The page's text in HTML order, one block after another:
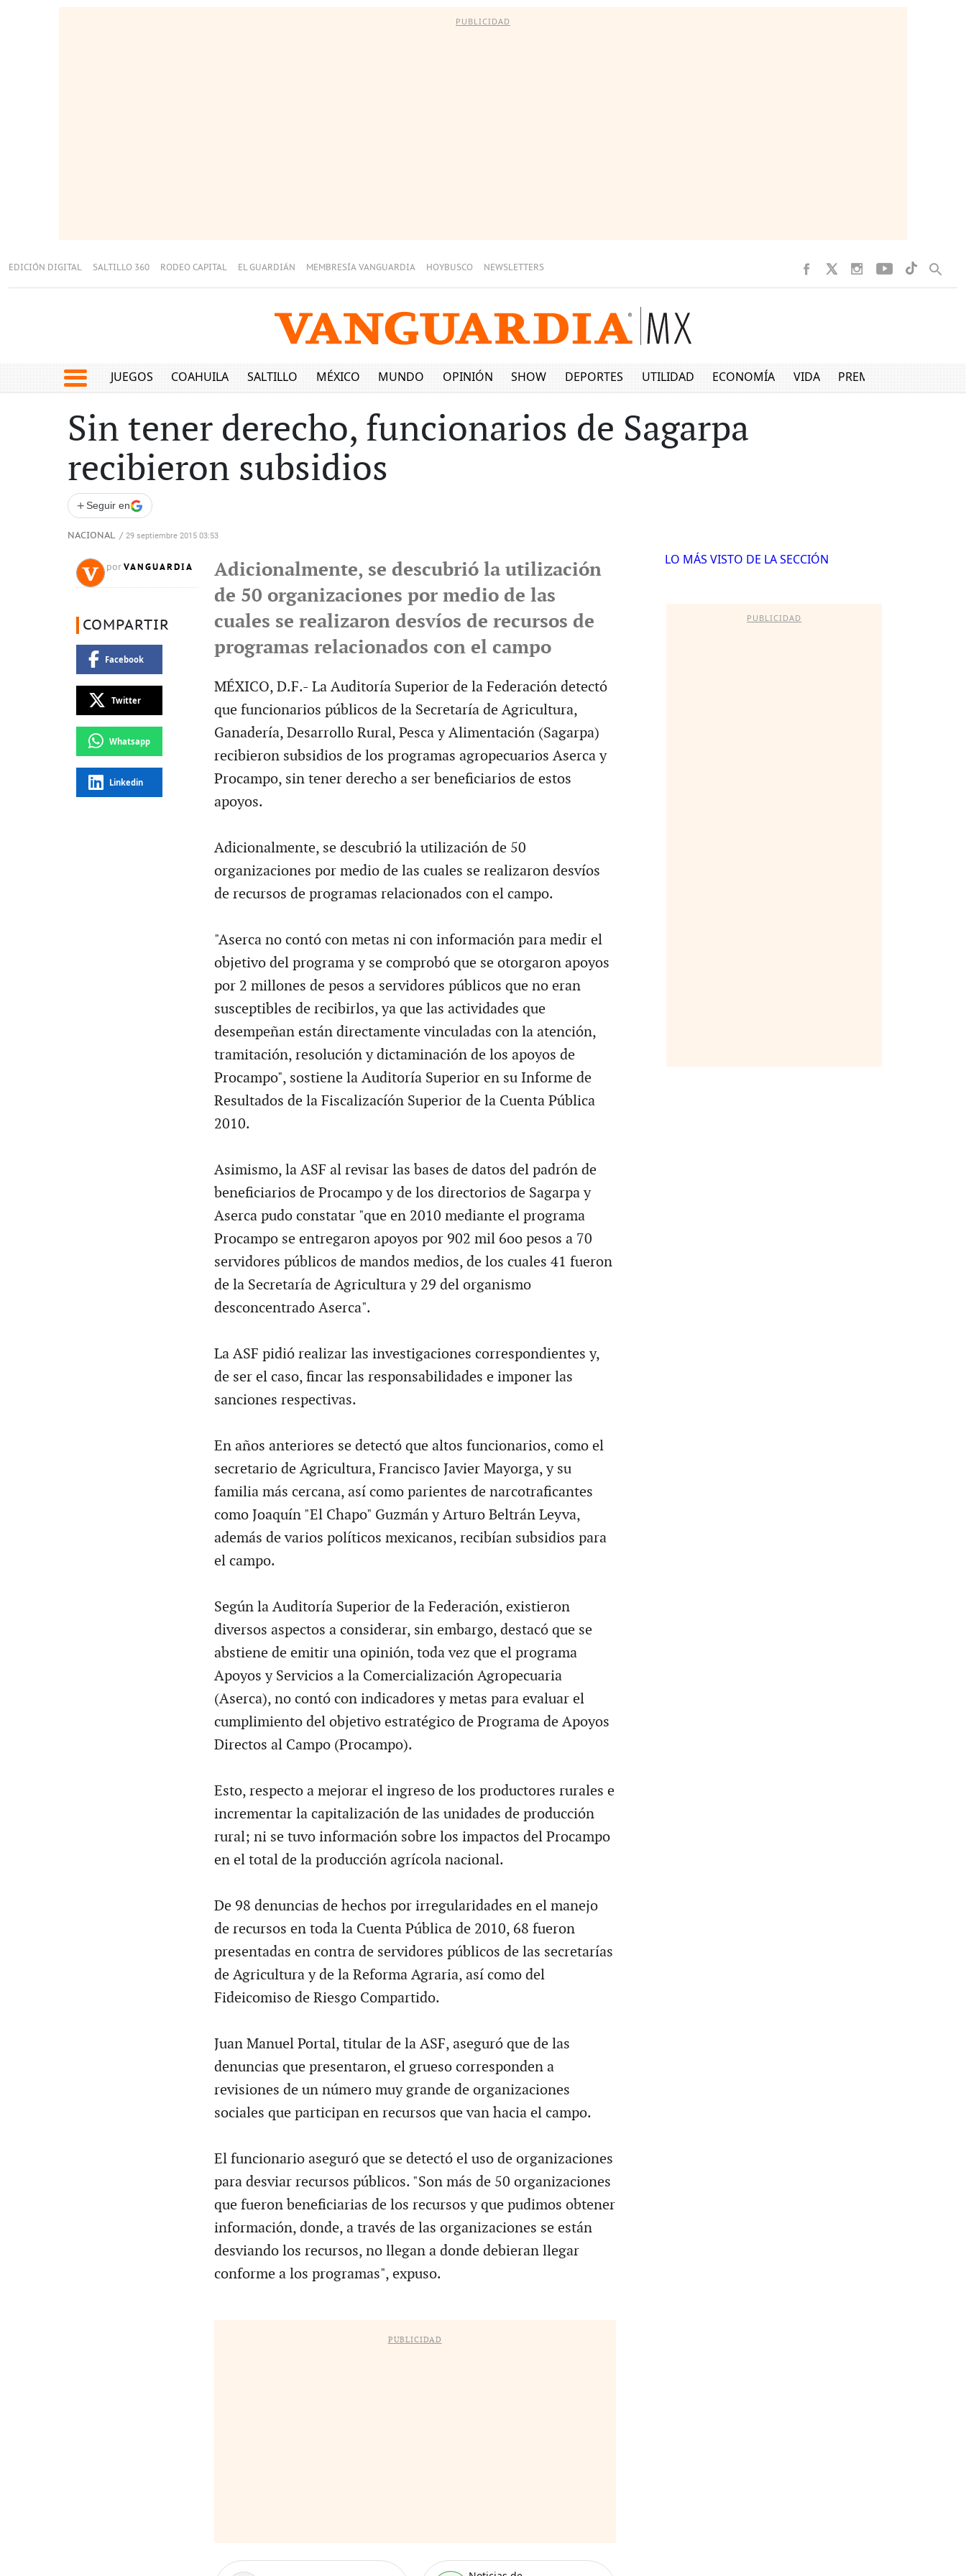
PUBLICIDAD
EDICIÓN DIGITAL SALTILLO 360 RODEO CAPITAL EL GUARDIÁN MEMBRESÍA VANGUARDIA HOYBUSCO NEWSLETTERS
JUEGOS COAHUILA SALTILLO MÉXICO MUNDO OPINIÓN SHOW DEPORTES UTILIDAD ECONOMÍA VIDA PREMIUM
Sin tener derecho, funcionarios de Sagarpa
recibieron subsidios
+ Seguir en
NACIONAL / 29 septiembre 2015 03:53
por VANGUARDIA
COMPARTIR
Facebook
Twitter
Whatsapp
Linkedin
Adicionalmente, se descubrió la utilización
de 50 organizaciones por medio de las
cuales se realizaron desvíos de recursos de
programas relacionados con el campo
MÉXICO, D.F.- La Auditoría Superior de la Federación detectó
que funcionarios públicos de la Secretaría de Agricultura,
Ganadería, Desarrollo Rural, Pesca y Alimentación (Sagarpa)
recibieron subsidios de los programas agropecuarios Aserca y
Procampo, sin tener derecho a ser beneficiarios de estos
apoyos.
Adicionalmente, se descubrió la utilización de 50
organizaciones por medio de las cuales se realizaron desvíos
de recursos de programas relacionados con el campo.
"Aserca no contó con metas ni con información para medir el
objetivo del programa y se comprobó que se otorgaron apoyos
por 2 millones de pesos a servidores públicos que no eran
susceptibles de recibirlos, ya que las actividades que
desempeñan están directamente vinculadas con la atención,
tramitación, resolución y dictaminación de los apoyos de
Procampo", sostiene la Auditoría Superior en su Informe de
Resultados de la Fiscalizacíón Superior de la Cuenta Pública
2010.
Asimismo, la ASF al revisar las bases de datos del padrón de
beneficiarios de Procampo y de los directorios de Sagarpa y
Aserca pudo constatar "que en 2010 mediante el programa
Procampo se entregaron apoyos por 902 mil 6oo pesos a 70
servidores públicos de mandos medios, de los cuales 41 fueron
de la Secretaría de Agricultura y 29 del organismo
desconcentrado Aserca".
La ASF pidió realizar las investigaciones correspondientes y,
de ser el caso, fincar las responsabilidades e imponer las
sanciones respectivas.
En años anteriores se detectó que altos funcionarios, como el
secretario de Agricultura, Francisco Javier Mayorga, y su
familia más cercana, así como parientes de narcotraficantes
como Joaquín "El Chapo" Guzmán y Arturo Beltrán Leyva,
además de varios políticos mexicanos, recibían subsidios para
el campo.
Según la Auditoría Superior de la Federación, existieron
diversos aspectos a considerar, sin embargo, destacó que se
abstiene de emitir una opinión, toda vez que el programa
Apoyos y Servicios a la Comercialización Agropecuaria
(Aserca), no contó con indicadores y metas para evaluar el
cumplimiento del objetivo estratégico de Programa de Apoyos
Directos al Campo (Procampo).
Esto, respecto a mejorar el ingreso de los productores rurales e
incrementar la capitalización de las unidades de producción
rural; ni se tuvo información sobre los impactos del Procampo
en el total de la producción agrícola nacional.
De 98 denuncias de hechos por irregularidades en el manejo
de recursos en toda la Cuenta Pública de 2010, 68 fueron
presentadas en contra de servidores públicos de las secretarías
de Agricultura y de la Reforma Agraria, así como del
Fideicomiso de Riesgo Compartido.
Juan Manuel Portal, titular de la ASF, aseguró que de las
denuncias que presentaron, el grueso corresponden a
revisiones de un número muy grande de organizaciones
sociales que participan en recursos que van hacia el campo.
El funcionario aseguró que se detectó el uso de organizaciones
para desviar recursos públicos. "Son más de 50 organizaciones
que fueron beneficiarias de los recursos y que pudimos obtener
información, donde, a través de las organizaciones se están
desviando los recursos, no llegan a donde debieran llegar
conforme a los programas", expuso.
PUBLICIDAD
LO MÁS VISTO DE LA SECCIÓN
PUBLICIDAD